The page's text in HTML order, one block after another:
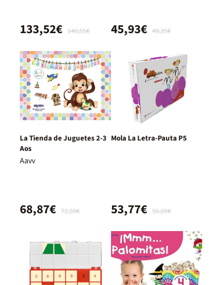
140,55€
133,52€ 48,35€
45,93€
La Tienda de Juguetes 2-3
Aos
Aavv
72,50€
68,87€
Mola La Letra-Pauta P5
56,60€
53,77€